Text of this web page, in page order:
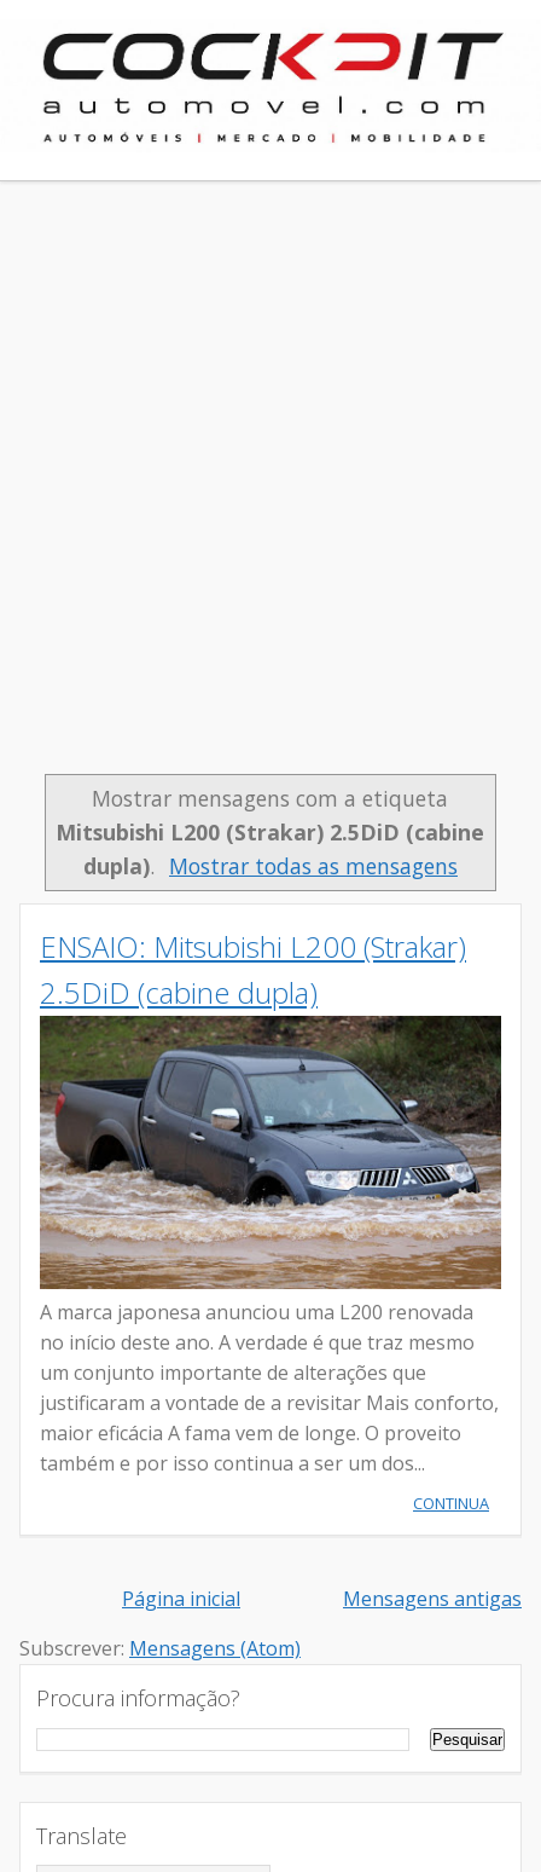
Mostrar mensagens com a etiqueta
Mitsubishi L200 (Strakar) 2.5DiD (cabine
dupla). Mostrar todas as mensagens
ENSAIO: Mitsubishi L200 (Strakar)
2.5DiD (cabine dupla)
A marca japonesa anunciou uma L200 renovada
no início deste ano. A verdade é que traz mesmo
um conjunto importante de alterações que
justificaram a vontade de a revisitar Mais conforto,
maior eficácia A fama vem de longe. O proveito
também e por isso continua a ser um dos...
CONTINUA
Mensagens antigas
Página inicial
Subscrever: Mensagens (Atom)
Procura informação?
Translate